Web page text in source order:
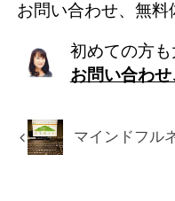
お問い合わせ、無料
初めての方も
お問い合わ
マインドフル